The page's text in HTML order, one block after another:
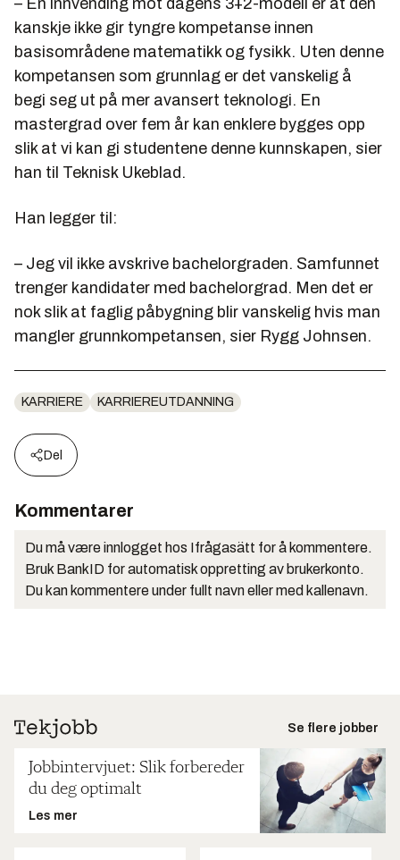
– En innvending mot dagens 3+2-modell er at den
kanskje ikke gir tyngre kompetanse innen
basisområdene matematikk og fysikk. Uten denne
kompetansen som grunnlag er det vanskelig å
begi seg ut på mer avansert teknologi. En
mastergrad over fem år kan enklere bygges opp
slik at vi kan gi studentene denne kunnskapen, sier
han til Teknisk Ukeblad.
Han legger til:
– Jeg vil ikke avskrive bachelorgraden. Samfunnet
trenger kandidater med bachelorgrad. Men det er
nok slik at faglig påbygning blir vanskelig hvis man
mangler grunnkompetansen, sier Rygg Johnsen.
KARRIERE KARRIEREUTDANNING
Del
Kommentarer
Du må være innlogget hos Ifrågasätt for å kommentere.
Bruk BankID for automatisk oppretting av brukerkonto.
Du kan kommentere under fullt navn eller med kallenavn.
Se flere jobber
Jobbintervjuet: Slik forbereder
du deg optimalt
Les mer